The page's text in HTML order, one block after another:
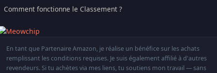
Comment fonctionne le Classement ?
En tant que Partenaire Amazon, je réalise un bénéfice sur les achats
remplissant les conditions requises. Je suis également affilié à d'autres
revendeurs. Si tu achètes via mes liens, tu soutiens mon travail — sans